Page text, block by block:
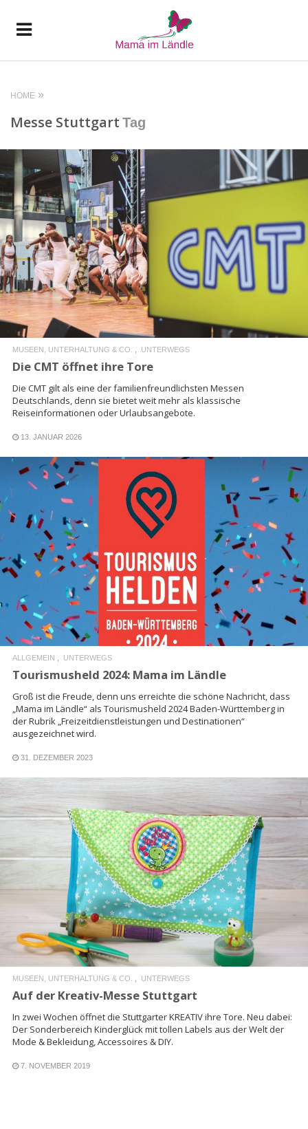
HOME
Messe Stuttgart Tag
READ MORE
MUSEEN, UNTERHALTUNG & CO. UNTERWEGS
Die CMT öffnet ihre Tore
Die CMT gilt als eine der familienfreundlichsten Messen
Deutschlands, denn sie bietet weit mehr als klassische
Reiseinformationen oder Urlaubsangebote.
13. JANUAR 2026
READ MORE
ALLGEMEIN UNTERWEGS
Tourismusheld 2024: Mama im Ländle
Groß ist die Freude, denn uns erreichte die schöne Nachricht, dass
„Mama im Ländle“ als Tourismusheld 2024 Baden-Württemberg in
der Rubrik „Freizeitdienstleistungen und Destinationen“
ausgezeichnet wird.
31. DEZEMBER 2023
READ MORE
MUSEEN, UNTERHALTUNG & CO. UNTERWEGS
Auf der Kreativ-Messe Stuttgart
In zwei Wochen öffnet die Stuttgarter KREATIV ihre Tore. Neu dabei:
Der Sonderbereich Kinderglück mit tollen Labels aus der Welt der
Mode & Bekleidung, Accessoires & DIY.
7. NOVEMBER 2019